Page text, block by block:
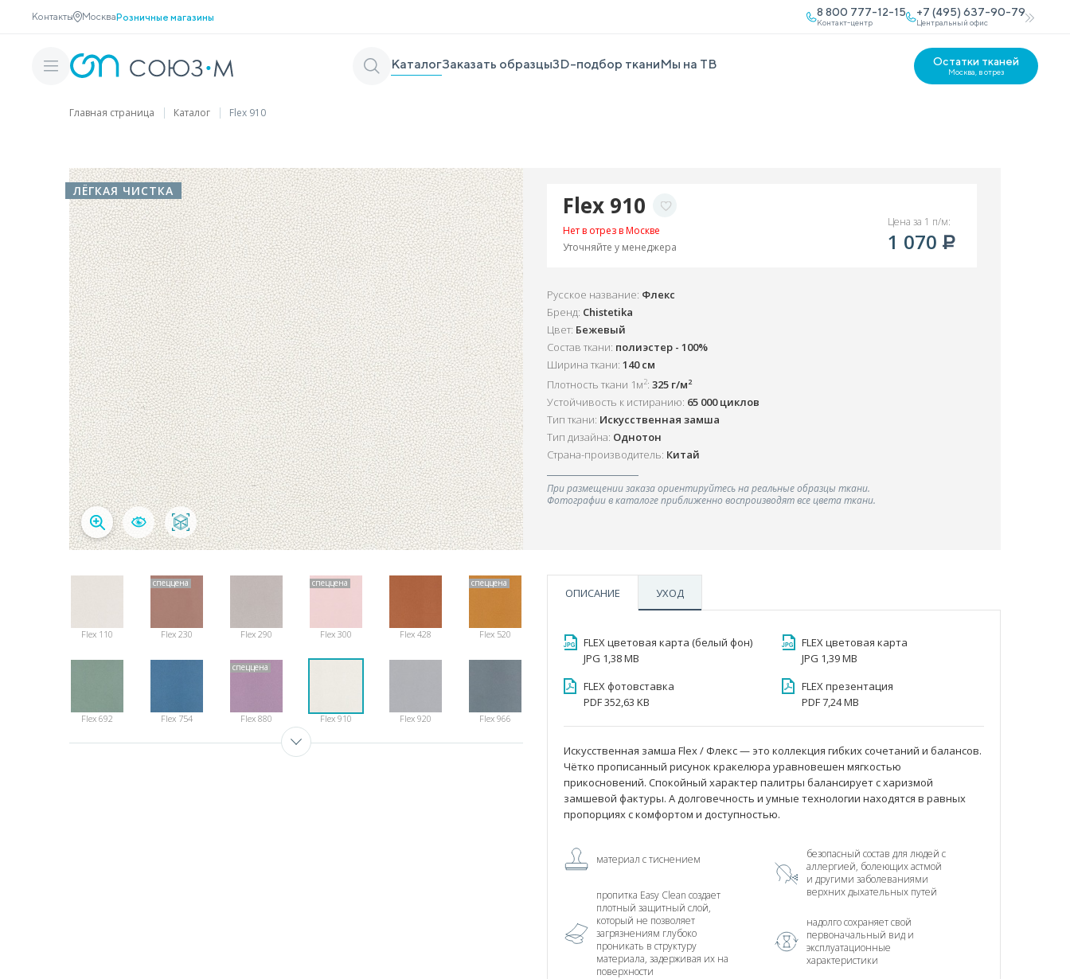
Контакты МоскваРозничные магазины 8 800 777-12-15
Контакт-центр
+7 (495) 637-90-79
Центральный офис
КаталогЗаказать образцы3D-подбор тканиМы на ТВ Остатки тканей
Москва, в отрез
Главная страница Каталог Flex 910
ЛЁГКАЯ ЧИСТКА
Flex 110
спеццена
Flex 230 Flex 290
спеццена
Flex 300 Flex 428
спеццена
Flex 520
Flex 692 Flex 754
спеццена
Flex 880 Flex 910 Flex 920 Flex 966
Flex 910
Нет в отрез в Москве
Уточняйте у менеджера
Цена за 1 п/м:
1 070
Русское название: Флекс
Бренд: Chistetika
Цвет: Бежевый
Состав ткани: полиэстер - 100%
Ширина ткани: 140 см
Плотность ткани 1м2: 325 г/м2
Устойчивость к истиранию: 65 000 циклов
Тип ткани: Искусственная замша
Тип дизайна: Однотон
Страна-производитель: Китай
При размещении заказа ориентируйтесь на реальные образцы ткани.
Фотографии в каталоге приближенно воспроизводят все цвета ткани.
ОПИСАНИЕ УХОД
FLEX цветовая карта (белый фон)
JPG 1,38 MB
FLEX цветовая карта
JPG 1,39 MB
FLEX фотовставка
PDF 352,63 KB
FLEX презентация
PDF 7,24 MB
Искусственная замша Flex / Флекс — это коллекция гибких сочетаний и балансов.
Чётко прописанный рисунок кракелюра уравновешен мягкостью
прикосновений. Спокойный характер палитры балансирует с харизмой
замшевой фактуры. А долговечность и умные технологии находятся в равных
пропорциях с комфортом и доступностью.
материал с тиснением
пропитка Easy Clean создает
плотный защитный слой,
который не позволяет
загрязнениям глубоко
проникать в структуру
материала, задерживая их на
поверхности
безопасный состав для людей с
аллергией, болеющих астмой
и другими заболеваниями
верхних дыхательных путей
надолго сохраняет свой
первоначальный вид и
эксплуатационные
характеристики